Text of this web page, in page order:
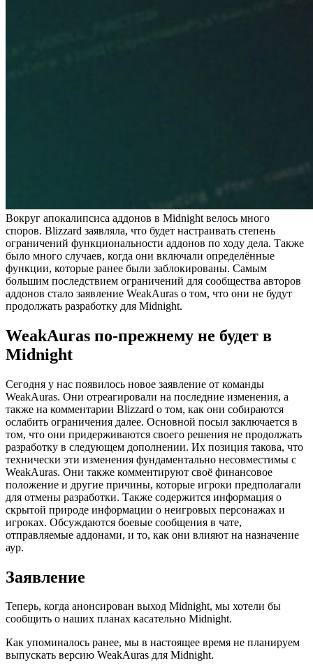
Вокруг апокалипсиса аддонов в Midnight велось много
споров. Blizzard заявляла, что будет настраивать степень
ограничений функциональности аддонов по ходу дела. Также
было много случаев, когда они включали определённые
функции, которые ранее были заблокированы. Самым
большим последствием ограничений для сообщества авторов
аддонов стало заявление WeakAuras о том, что они не будут
продолжать разработку для Midnight.
WeakAuras по-прежнему не будет в
Midnight
Сегодня у нас появилось новое заявление от команды
WeakAuras. Они отреагировали на последние изменения, а
также на комментарии Blizzard о том, как они собираются
ослабить ограничения далее. Основной посыл заключается в
том, что они придерживаются своего решения не продолжать
разработку в следующем дополнении. Их позиция такова, что
технически эти изменения фундаментально несовместимы с
WeakAuras. Они также комментируют своё финансовое
положение и другие причины, которые игроки предполагали
для отмены разработки. Также содержится информация о
скрытой природе информации о неигровых персонажах и
игроках. Обсуждаются боевые сообщения в чате,
отправляемые аддонами, и то, как они влияют на назначение
аур.
Заявление
Теперь, когда анонсирован выход Midnight, мы хотели бы
сообщить о наших планах касательно Midnight.
Как упоминалось ранее, мы в настоящее время не планируем
выпускать версию WeakAuras для Midnight.